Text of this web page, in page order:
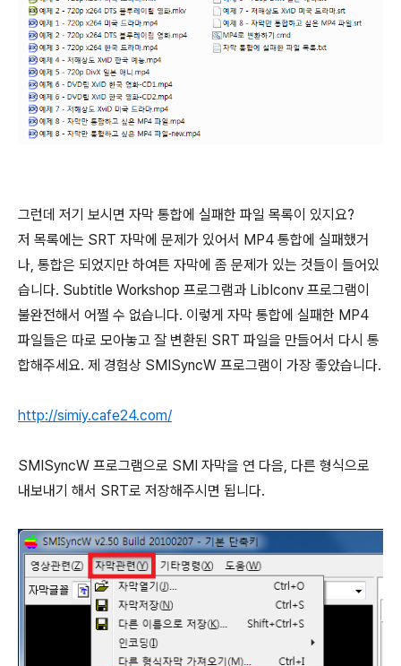
그런데 저기 보시면 자막 통합에 실패한 파일 목록이 있지요?
저 목록에는 SRT 자막에 문제가 있어서 MP4 통합에 실패했거
나, 통합은 되었지만 하여튼 자막에 좀 문제가 있는 것들이 들어있
습니다. Subtitle Workshop 프로그램과 LibIconv 프로그램이
불완전해서 어쩔 수 없습니다. 이렇게 자막 통합에 실패한 MP4
파일들은 따로 모아놓고 잘 변환된 SRT 파일을 만들어서 다시 통
합해주세요. 제 경험상 SMISyncW 프로그램이 가장 좋았습니다.
http://simiy.cafe24.com/
SMISyncW 프로그램으로 SMI 자막을 연 다음, 다른 형식으로
내보내기 해서 SRT로 저장해주시면 됩니다.